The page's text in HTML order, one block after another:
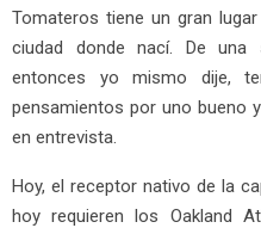
Tomateros tiene un gran
ciudad donde nací. De una
entonces yo mismo dije,
pensamientos por uno bueno
en entrevista.
Hoy, el receptor nativo de la
hoy requieren los Oakland